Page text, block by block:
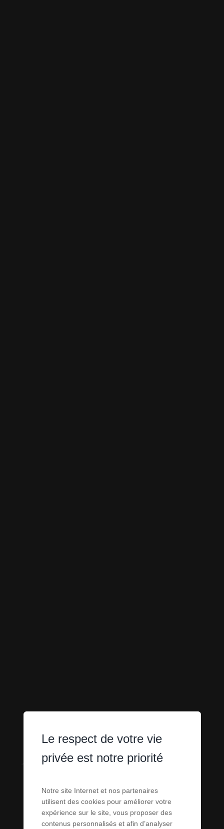
APPARTEMENTS
- STUDIOS -
LOFTS À
Le respect de votre vie
privée est notre priorité
Notre site Internet et nos partenaires
utilisent des cookies pour améliorer votre
expérience sur le site, vous proposer des
contenus personnalisés et afin d’analyser